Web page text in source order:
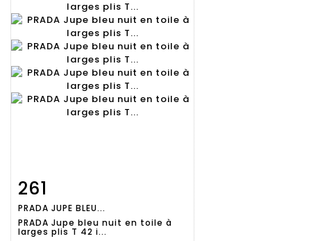
détaillée
261
PRADA JUPE BLEU...
PRADA Jupe bleu nuit en toile à
larges plis T 42 i...